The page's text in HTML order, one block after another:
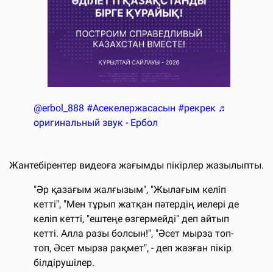
@erbol_888 #Асекелержасасын #рекрек ♬
оригинальный звук - Ербол
Жантебірентер видеоға жағымды пікірлер жазылыпты.
"Әр қазағым жалғызым", "Жылағым келіп
кетті", "Мен тұрып жатқан пәтердің иелері де
келіп кетті, "ештеңе өзгермейді" деп айтып
кетті. Алла разы болсын!", "Әсет мырза топ-
топ, Әсет мырза рақмет", - деп жазған пікір
білдірушілер.